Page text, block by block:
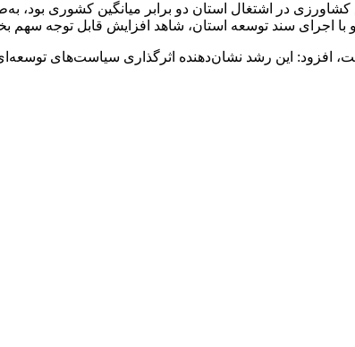
در اشتغال استان دو برابر میانگین کشوری بود،
بخش خدمات استان طی چند سال گذشته از ۳۳ درصد به بیش از ۴۲ درصد رسیده است، افزود: این رشد نشان‌دهنده